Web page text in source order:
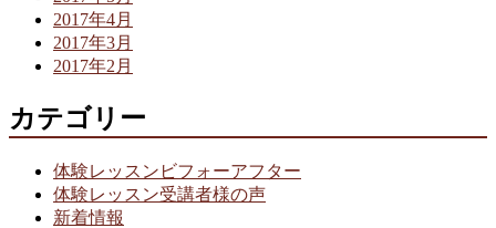
2017年4月
2017年3月
2017年2月
カテゴリー
体験レッスンビフォーアフター
体験レッスン受講者様の声
新着情報